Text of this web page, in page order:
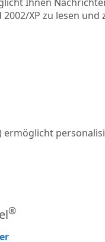
XP zu lesen und
ermöglicht
®